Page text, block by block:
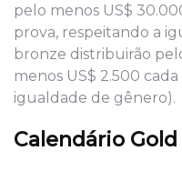
pelo menos US$
prova, respeitando a
bronze distribuirão
menos US$ 2.500
igualdade de gênero).
Calendário